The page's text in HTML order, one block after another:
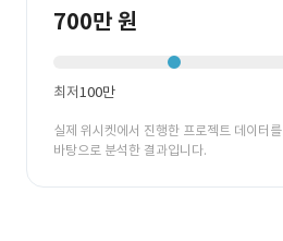
700만 원
최저100만
실제 위시켓에서 진행한 프로젝트 데이터를
바탕으로 분석한 결과입니다.